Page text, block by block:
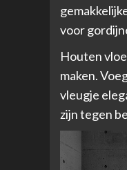
voor
Houten
maken.
vleugje
zijn tegen